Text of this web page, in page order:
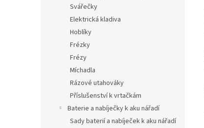
Svářečky
Elektrická kladiva
Hoblíky
Frézky
Frézy
Míchadla
Rázové utahováky
Příslušenství k vrtačkám
Baterie a nabíječky k aku nářadí
Sady baterií a nabíječek k aku nářadí